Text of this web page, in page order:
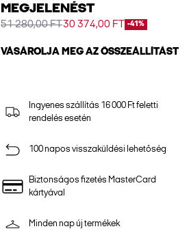
MEGJELENÉST
51 280,00 FT30 374,00 FT -41%
VÁSÁROLJA MEG AZ ÖSSZEÁLLÍTÁST
Ingyenes szállítás 16 000 Ft feletti
rendelés esetén
100 napos visszaküldési lehetőség
Biztonságos fizetés MasterCard
kártyával
Minden nap új termékek